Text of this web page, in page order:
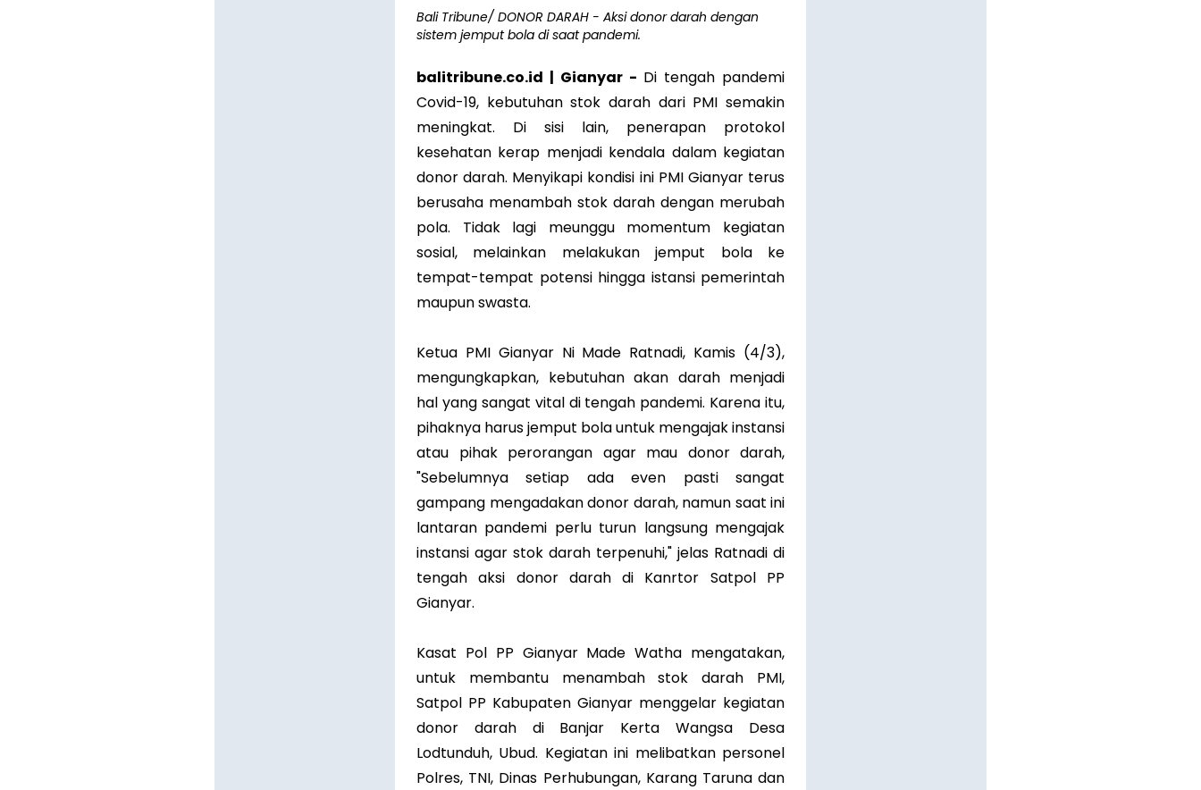
Bali Tribune/ DONOR DARAH - Aksi donor darah dengan
sistem jemput bola di saat pandemi.
balitribune.co.id | Gianyar - Di tengah pandemi
Covid-19, kebutuhan stok darah dari PMI semakin
meningkat. Di sisi lain, penerapan protokol
kesehatan kerap menjadi kendala dalam kegiatan
donor darah. Menyikapi kondisi ini PMI Gianyar terus
berusaha menambah stok darah dengan merubah
pola. Tidak lagi meunggu momentum kegiatan
sosial, melainkan melakukan jemput bola ke
tempat-tempat potensi hingga istansi pemerintah
maupun swasta.
Ketua PMI Gianyar Ni Made Ratnadi, Kamis (4/3),
mengungkapkan, kebutuhan akan darah menjadi
hal yang sangat vital di tengah pandemi. Karena itu,
pihaknya harus jemput bola untuk mengajak instansi
atau pihak perorangan agar mau donor darah,
"Sebelumnya setiap ada even pasti sangat
gampang mengadakan donor darah, namun saat ini
lantaran pandemi perlu turun langsung mengajak
instansi agar stok darah terpenuhi," jelas Ratnadi di
tengah aksi donor darah di Kanrtor Satpol PP
Gianyar.
Kasat Pol PP Gianyar Made Watha mengatakan,
untuk membantu menambah stok darah PMI,
Satpol PP Kabupaten Gianyar menggelar kegiatan
donor darah di Banjar Kerta Wangsa Desa
Lodtunduh, Ubud. Kegiatan ini melibatkan personel
Polres, TNI, Dinas Perhubungan, Karang Taruna dan